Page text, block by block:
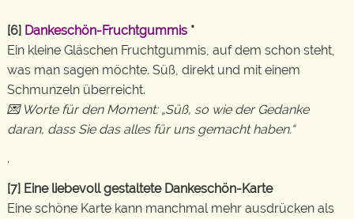
[6] Dankeschön-Fruchtgummis *
Ein kleine Gläschen Fruchtgummis, auf dem schon steht,
was man sagen möchte. Süß, direkt und mit einem
Schmunzeln überreicht.
💌 Worte für den Moment: „Süß, so wie der Gedanke
daran, dass Sie das alles für uns gemacht haben.“
.
[7] Eine liebevoll gestaltete Dankeschön-Karte
Eine schöne Karte kann manchmal mehr ausdrücken als